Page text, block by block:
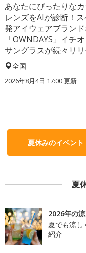
あなたにぴったりな
レンズをAIが診断！
発アイウェアブラン
「OWNDAYS」イチ
サングラスが続々リ
全国
2026年8月4日 17:00更新
夏休みのイベン
夏
2026年の
夏でも涼し
紹介